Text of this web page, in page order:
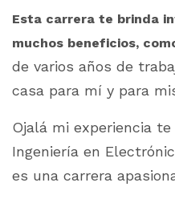
Esta carrera te brinda
muchos beneficios,
de varios años de
casa para mí y para
Ojalá mi experiencia
Ingeniería en
es una carrera